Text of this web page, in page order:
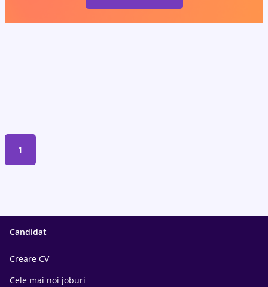
1
Candidat
Creare CV
Cele mai noi joburi